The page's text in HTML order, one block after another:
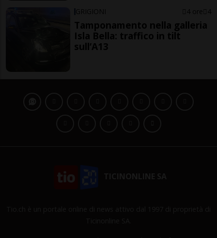
GRIGIONI 4 ore 4
Tamponamento nella galleria
Isla Bella: traffico in tilt
sull’A13